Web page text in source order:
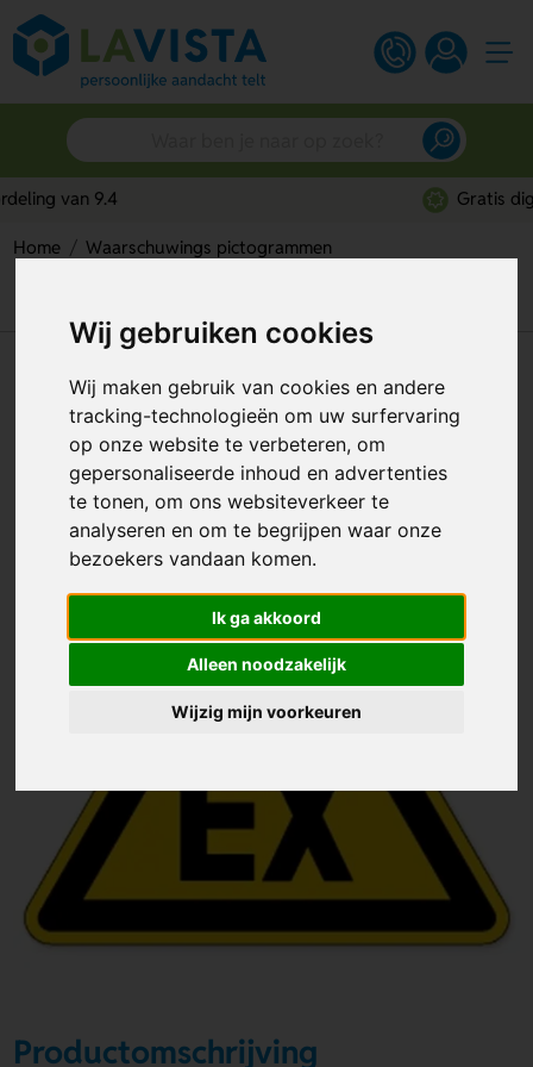
Wij gebruiken cookies
Wij maken gebruik van cookies en andere
tracking-technologieën om uw surfervaring
op onze website te verbeteren, om
gepersonaliseerde inhoud en advertenties
te tonen, om ons websiteverkeer te
analyseren en om te begrijpen waar onze
bezoekers vandaan komen.
Ik ga akkoord
Alleen noodzakelijk
Wijzig mijn voorkeuren
Home
Waarschuwings pictogrammen
Waarschuwing; Atmosfeer Met
Ontploffingsgevaar (Sticker)
Artikelnummer: 114367
Productomschrijving